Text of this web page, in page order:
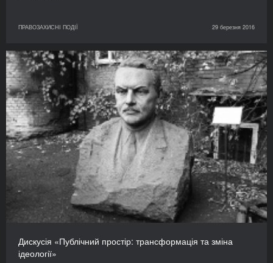
ПРАВОЗАХИСНІ ПОДІЇ 29 березня 2016
Дискусія «Публічний простір: трансформація та зміна
ідеології»